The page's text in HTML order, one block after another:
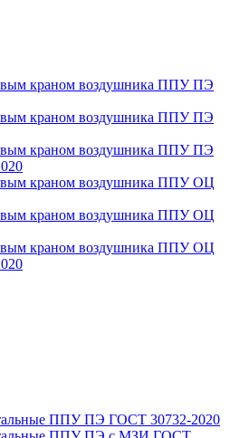
краном воздушника ППУ ПЭ
краном воздушника ППУ ПЭ
краном воздушника ППУ ПЭ
краном воздушника ППУ ОЦ
краном воздушника ППУ ОЦ
краном воздушника ППУ ОЦ
ППУ ПЭ ГОСТ 30732-2020